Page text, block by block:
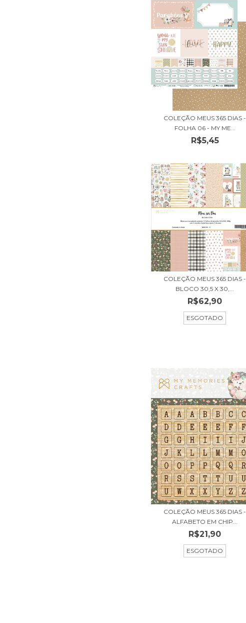
COLEÇÃO MEUS 365 DIAS -
FOLHA 06 - MY ME...
R$5,45
COLEÇÃO MEUS 365 DIAS -
BLOCO 30,5 X 30,...
R$62,90
ESGOTADO
COLEÇÃO MEUS 365 DIAS -
ALFABETO EM CHIP...
R$21,90
ESGOTADO